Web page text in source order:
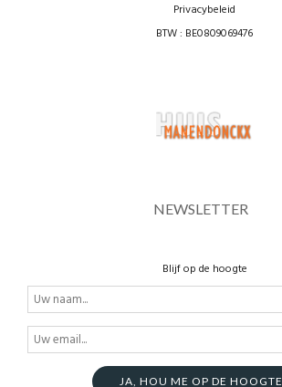
Privacybeleid
BTW : BE0809069476
NEWSLETTER
Blijf op de hoogte
JA, HOU ME OP DE HOOGTE